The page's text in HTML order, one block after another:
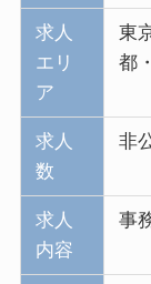
求人
エリ
ア
東
都
求人
数
非
求人
内容
事